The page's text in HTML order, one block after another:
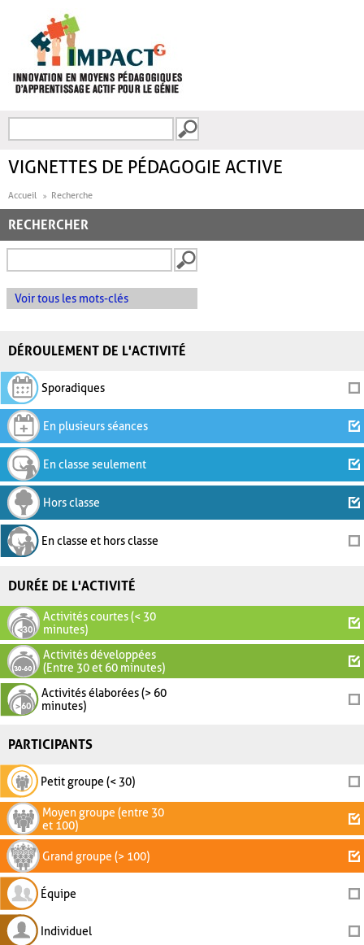
FORMULAIRE DE
VIGNETTES DE PÉDAGOGIE ACTIVE
Accueil Recherche
RECHERCHER
Voir tous les mots-clés
DÉROULEMENT DE L'ACTIVITÉ
Sporadiques
En plusieurs séances
En classe seulement
Hors classe
En classe et hors classe
DURÉE DE L'ACTIVITÉ
Activités courtes (< 30
minutes)
Activités développées
(Entre 30 et 60 minutes)
Activités élaborées (> 60
minutes)
PARTICIPANTS
Petit groupe (< 30)
Moyen groupe (entre 30
et 100)
Grand groupe (> 100)
Équipe
Individuel